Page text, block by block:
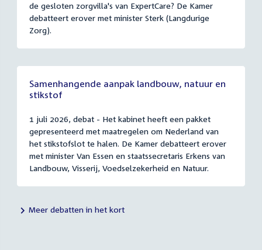
de gesloten zorgvilla's van ExpertCare? De Kamer
debatteert erover met minister Sterk (Langdurige
Zorg).
Samenhangende aanpak landbouw, natuur en
stikstof
1 juli 2026, debat - Het kabinet heeft een pakket
gepresenteerd met maatregelen om Nederland van
het stikstofslot te halen. De Kamer debatteert erover
met minister Van Essen en staatssecretaris Erkens van
Landbouw, Visserij, Voedselzekerheid en Natuur.
Meer debatten in het kort